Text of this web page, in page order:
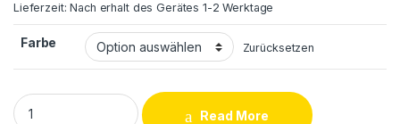
Lieferzeit:Nach erhalt des Gerätes 1-2 Werktage
Farbe Zurücksetzen
Huawei Honor 10 Backcover Reparatur quantity
Read More